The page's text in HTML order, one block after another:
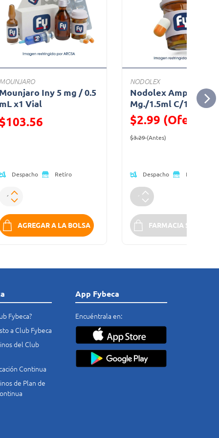
Iny 5 mg / 0.5
x1 Vial
reducido de
Despacho Retiro
AGREGAR A LA BOLSA
NODOLEX
Nodolex Amp. 15
Mg./1.5ml C/1
$2.99 (Oferta)
Precio reducido de
$3.29(Antes)
Despacho Retiro
FARMACIA SIN
Fybeca?
a Club Fybeca
del Club
Continua
de Plan de
App Fybeca
Encuéntrala en: